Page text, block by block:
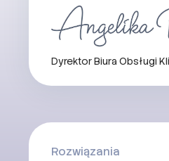
Dyrektor Biura Obsługi
Rozwiązania